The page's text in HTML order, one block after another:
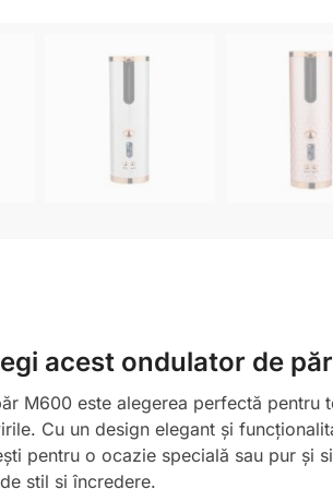
acest ondulator de
M600 este alegerea perfectă
Cu un design elegant și
pentru o ocazie specială sau pur
stil și încredere.